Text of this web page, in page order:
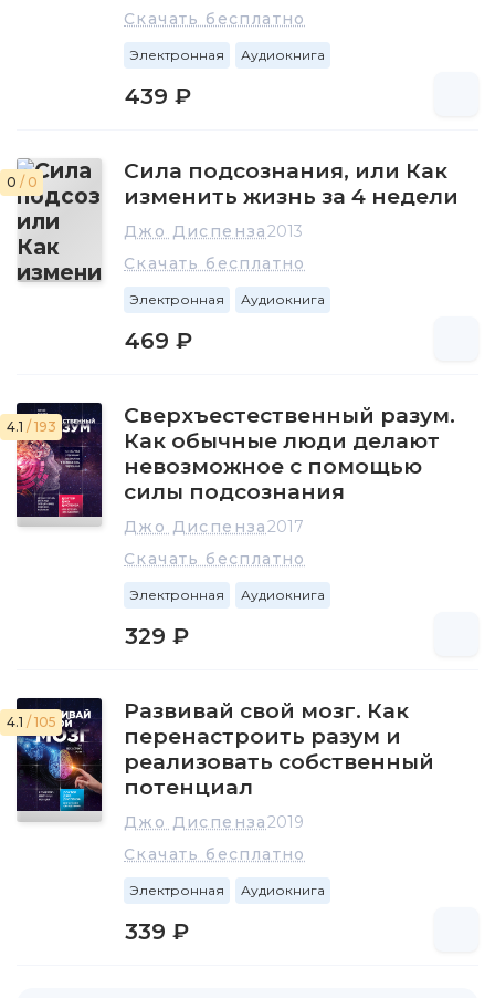
Скачать бесплатно
Электронная Аудиокнига
439 ₽
0 / 0
Сила подсознания, или Как
изменить жизнь за 4 недели
Джо Диспенза2013
Скачать бесплатно
Электронная Аудиокнига
469 ₽
4.1 / 193
Сверхъестественный разум.
Как обычные люди делают
невозможное с помощью
силы подсознания
Джо Диспенза2017
Скачать бесплатно
Электронная Аудиокнига
329 ₽
4.1 / 105
Развивай свой мозг. Как
перенастроить разум и
реализовать собственный
потенциал
Джо Диспенза2019
Скачать бесплатно
Электронная Аудиокнига
339 ₽